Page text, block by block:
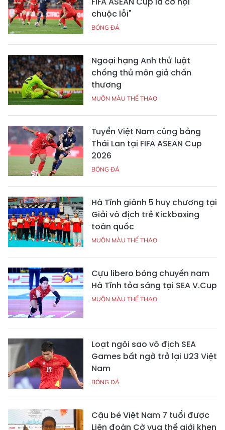
chuộc lỗi"
BÓNG ĐÁ
Ngoại hạng Anh thử luật
chống thủ môn giả chấn
thương
MUÔN MÀU THỂ THAO
Tuyển Việt Nam cùng bảng
Thái Lan tại FIFA ASEAN Cup
2026
BÓNG ĐÁ
Hà Tĩnh giành 5 huy chương tại
Giải vô địch trẻ Kickboxing
toàn quốc
MUÔN MÀU THỂ THAO
Cựu libero bóng chuyền nam
Hà Tĩnh tỏa sáng tại SEA V.Cup
MUÔN MÀU THỂ THAO
Loạt ngôi sao vô địch SEA
Games bất ngờ trở lại U23 Việt
Nam
BÓNG ĐÁ
Cậu bé Việt Nam 7 tuổi được
Liên đoàn Cờ vua thế giới khen